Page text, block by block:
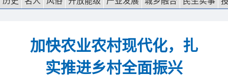
加快农业农村现代化，扎
实推进乡村全面振兴